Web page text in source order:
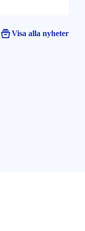
Visa alla nyheter